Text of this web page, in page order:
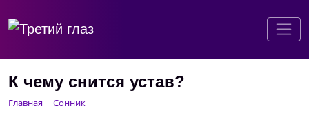
К чему снится устав?
Главная Сонник